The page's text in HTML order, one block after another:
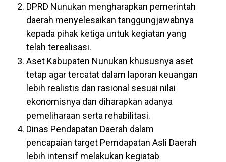
DPRD Nunukan mengharapkan pemerintah
daerah menyelesaikan tanggungjawabnya
kepada pihak ketiga untuk kegiatan yang
telah terealisasi.
Aset Kabupaten Nunukan khususnya aset
tetap agar tercatat dalam laporan keuangan
lebih realistis dan rasional sesuai nilai
ekonomisnya dan diharapkan adanya
pemeliharaan serta rehabilitasi.
Dinas Pendapatan Daerah dalam
pencapaian target Pemdapatan Asli Daerah
lebih intensif melakukan kegiatab